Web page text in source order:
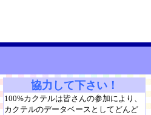
協力して下さい！
100%カクテルは皆さんの参加により、
カクテルのデータベースとしてどんど